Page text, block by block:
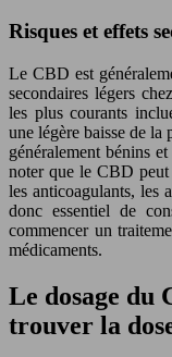
Risques et effets
Le CBD est
secondaires légers
les plus courants
une légère baisse de la
généralement bénins
noter que le CBD peut
les anticoagulants, les
donc essentiel de
commencer un
médicaments.
Le dosage du
trouver la